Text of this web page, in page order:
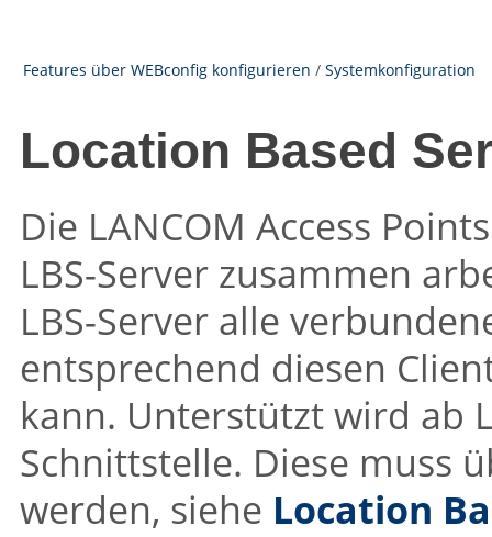
Features über WEBconfig konfigurieren / Systemkonfiguration
Location Based
Die LANCOM Access
LBS-Server zusammen
LBS-Server alle
entsprechend diesen
kann. Unterstützt wird ab
Schnittstelle. Diese muss
werden, siehe Location